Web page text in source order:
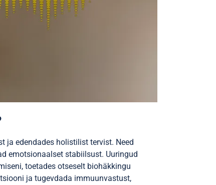
ja edendades holistilist tervist. Need
emotsionaalset stabiilsust. Uuringud
toetades otseselt biohäkkingu
ja tugevdada immuunvastust,